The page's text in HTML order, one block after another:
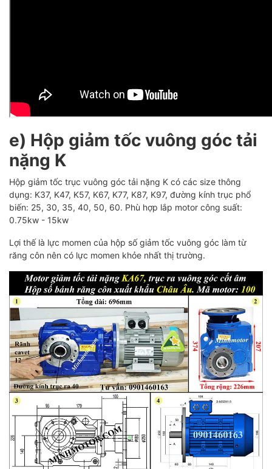
e) Hộp giảm tốc vuông góc tải
nặng K
Hộp giảm tốc trục vuông góc tải nặng K có các size thông
dụng: K37, K47, K57, K67, K77, K87, K97, đường kính trục phổ
biến: 25, 30, 35, 40, 50, 60. Phù hợp lắp motor công suất:
0.75kw - 15kw
Lợi thế là lực momen của hộp số giảm tốc vuông góc làm từ
răng côn nên có lực momen khỏe nhất thị trường.